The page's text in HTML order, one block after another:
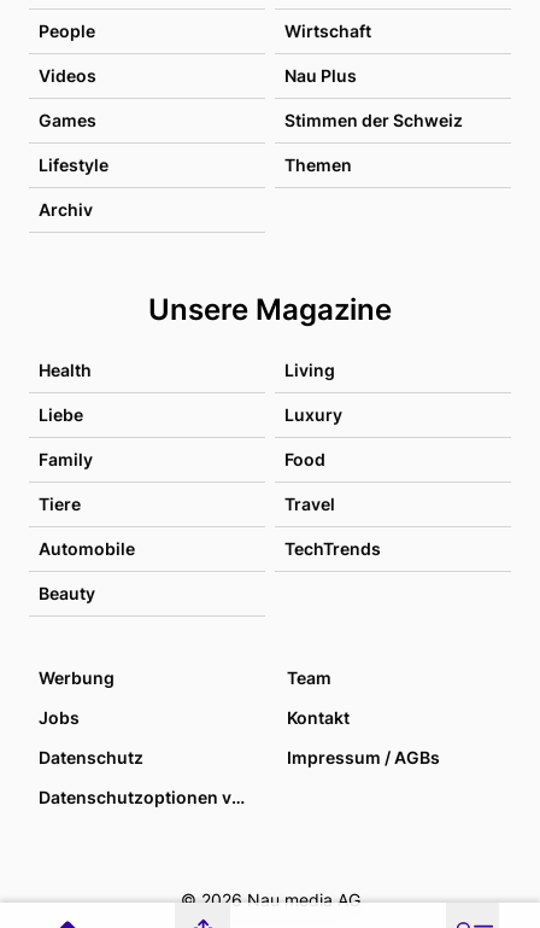
People Wirtschaft
Videos Nau Plus
Games Stimmen der Schweiz
Lifestyle Themen
Archiv
Unsere Magazine
Health Living
Liebe Luxury
Family Food
Tiere Travel
Automobile TechTrends
Beauty
Werbung
Team
Jobs
Kontakt
Datenschutz
Impressum / AGBs
Datenschutzoptionen verwalten
© 2026 Nau media AG